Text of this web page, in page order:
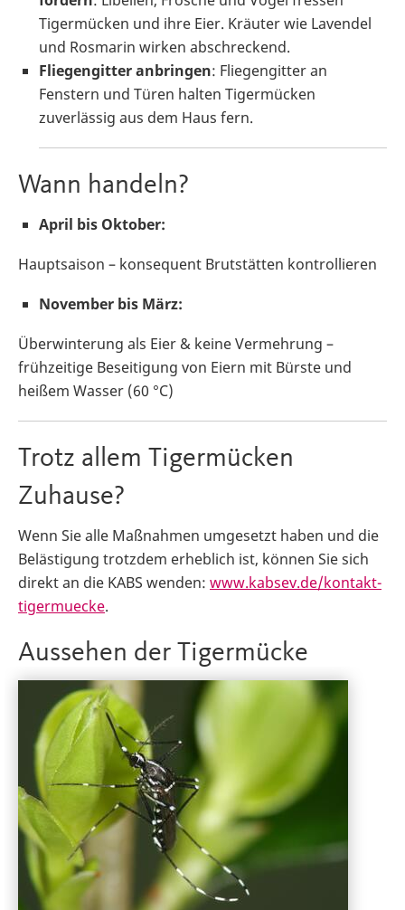
Tigermücken und ihre Eier. Kräuter wie Lavendel
und Rosmarin wirken abschreckend.
Fliegengitter anbringen: Fliegengitter an
Fenstern und Türen halten Tigermücken
zuverlässig aus dem Haus fern.
Wann handeln?
April bis Oktober:
Hauptsaison – konsequent Brutstätten kontrollieren
November bis März:
Überwinterung als Eier & keine Vermehrung –
frühzeitige Beseitigung von Eiern mit Bürste und
heißem Wasser (60 °C)
Trotz allem Tigermücken
Zuhause?
Wenn Sie alle Maßnahmen umgesetzt haben und die
Belästigung trotzdem erheblich ist, können Sie sich
direkt an die KABS wenden: www.kabsev.de/kontakt-
tigermuecke.
Aussehen der Tigermücke